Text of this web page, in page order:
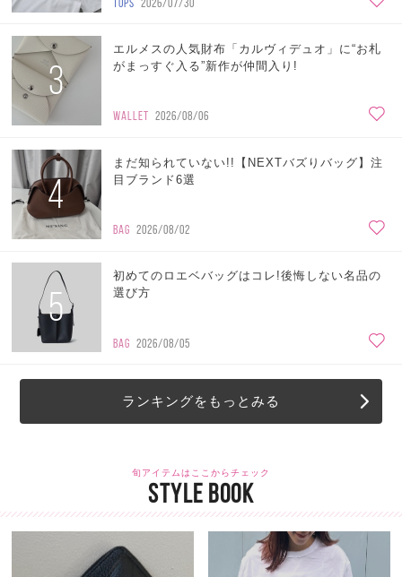
TOPS 2026/07/30
3
エルメスの人気財布「カルヴィデュオ」に“お札
がまっすぐ入る”新作が仲間入り!
WALLET 2026/08/06
4
まだ知られていない!!【NEXTバズりバッグ】注
目ブランド6選
BAG 2026/08/02
5
初めてのロエベバッグはコレ!後悔しない名品の
選び方
BAG 2026/08/05
ランキングをもっとみる
旬アイテムはここからチェック
STYLE BOOK